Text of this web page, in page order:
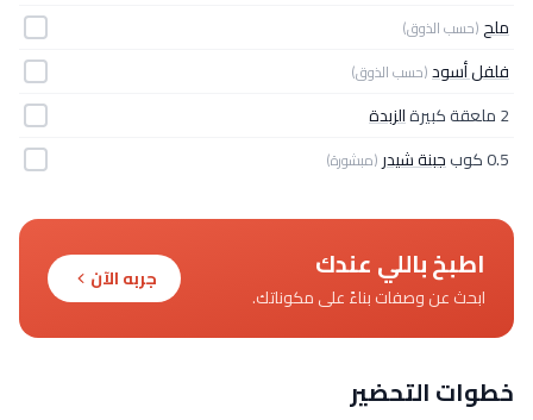
ملح(حسب الذوق)
فلفل أسود(حسب الذوق)
2 ملعقة كبيرة
الزبدة
0.5 كوب
جبنة شيدر (مبشورة)
اطبخ باللي عندك
ابحث عن وصفات بناءً على مكوناتك.
جربه الآن
خطوات التحضير